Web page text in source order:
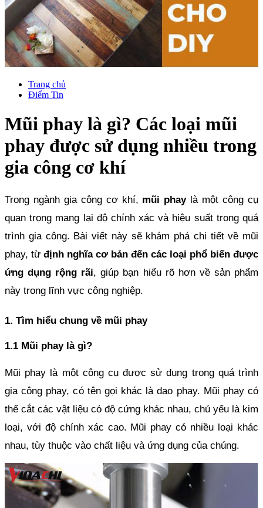
Trang chủ
Điểm Tin
Mũi phay là gì? Các loại mũi
phay được sử dụng nhiều trong
gia công cơ khí
Trong ngành gia công cơ khí, mũi phay là một công cụ
quan trọng mang lại độ chính xác và hiệu suất trong quá
trình gia công. Bài viết này sẽ khám phá chi tiết về mũi
phay, từ định nghĩa cơ bản đến các loại phổ biến được
ứng dụng rộng rãi, giúp bạn hiểu rõ hơn về sản phẩm
này trong lĩnh vực công nghiệp.
1. Tìm hiểu chung về mũi phay
1.1 Mũi phay là gì?
Mũi phay là một công cụ được sử dụng trong quá trình
gia công phay, có tên gọi khác là dao phay. Mũi phay có
thể cắt các vật liệu có độ cứng khác nhau, chủ yếu là kim
loại, với độ chính xác cao. Mũi phay có nhiều loại khác
nhau, tùy thuộc vào chất liệu và ứng dụng của chúng.